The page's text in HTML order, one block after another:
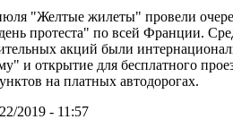
"Желтые жилеты" провели
протеста" по всей Франции.
акций были
и открытие для бесплатного
на платных автодорогах.
2019 - 11:57